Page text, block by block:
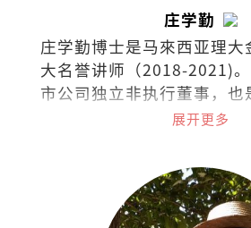
庄学勤
庄学勤博士是马來西亚理大
大名誉讲师（2018-2021)
市公司独立非执行董事，
济领域的培训讲师。展开更多